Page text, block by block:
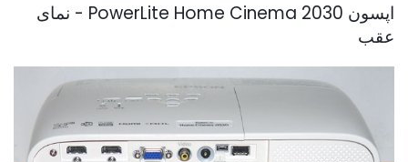
اپسون PowerLite Home Cinema 2030 - نمای
عقب